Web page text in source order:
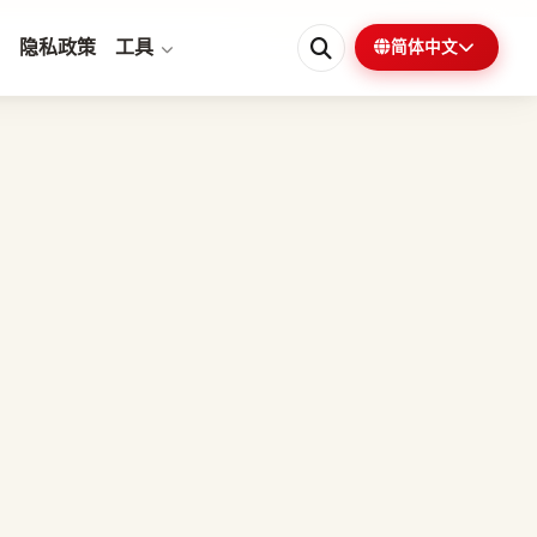
隐私政策 工具 简体中文
0%1 分钟剩余